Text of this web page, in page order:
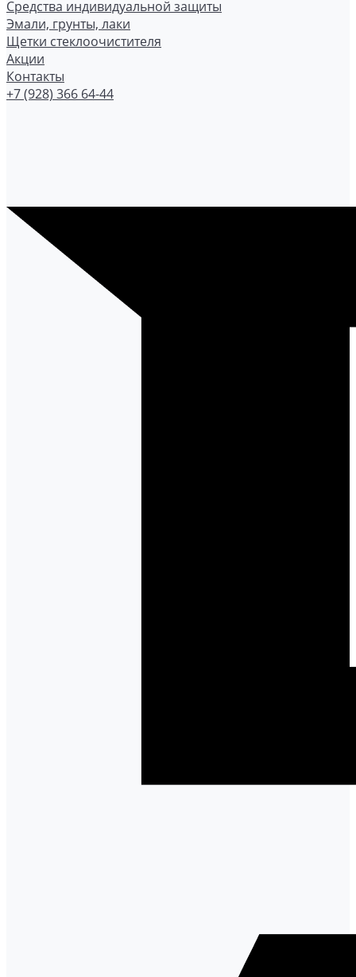
Средства индивидуальной защиты
Эмали, грунты, лаки
Щетки стеклоочистителя
Акции
Контакты
+7 (928) 366 64-44